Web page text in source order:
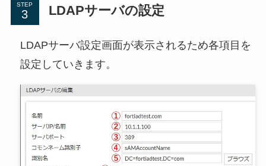
STEP LDAPサーバの設定
LDAPサーバ設定画面が表示されるため各項目を
設定していきます。